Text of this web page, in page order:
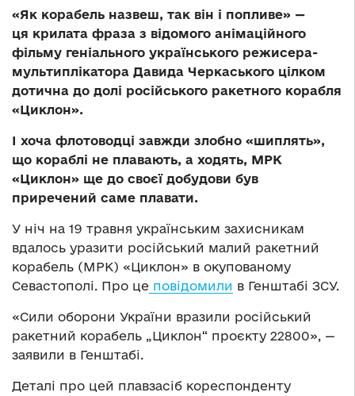
«Як корабель назвеш, так він і попливе» —
ця крилата фраза з відомого анімаційного
фільму геніального українського режисера-
мультиплікатора Давида Черкаського цілком
дотична до долі російського ракетного корабля
«Циклон».
І хоча флотоводці завжди злобно «шиплять»,
що кораблі не плавають, а ходять, МРК
«Циклон» ще до своєї добудови був
приречений саме плавати.
У ніч на 19 травня українським захисникам
вдалось уразити російський малий ракетний
корабель (МРК) «Циклон» в окупованому
Севастополі. Про це повідомили в Генштабі ЗСУ.
«Сили оборони України вразили російський
ракетний корабель „Циклон“ проєкту 22800», —
заявили в Генштабі.
Деталі про цей плавзасіб кореспонденту